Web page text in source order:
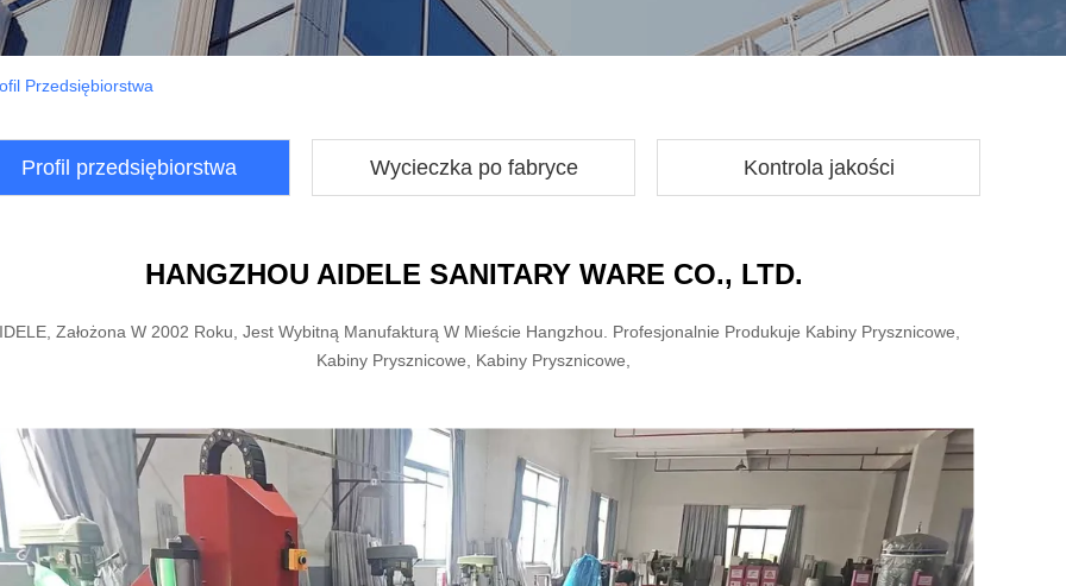
Przedsiębiorstwa
Profil przedsiębiorstwa Wycieczka po fabryce Kontrola jakości
HANGZHOU AIDELE SANITARY WARE CO., LTD.
Założona W 2002 Roku, Jest Wybitną Manufakturą W Mieście Hangzhou. Profesjonalnie Produkuje Kabiny Prysznicowe,
Kabiny Prysznicowe, Kabiny Prysznicowe,